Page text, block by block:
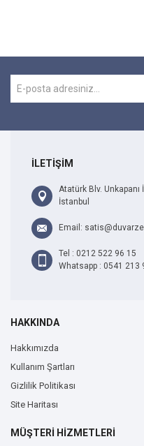
İLETİŞİM
Atatürk Blv.
İstanbul
Email:
Tel : 0212 522 96 15
Whatsapp : 0541 213
HAKKINDA
Hakkımızda
Kullanım Şartları
Gizlilik Politikası
Site Haritası
MÜŞTERİ HİZMETLERİ